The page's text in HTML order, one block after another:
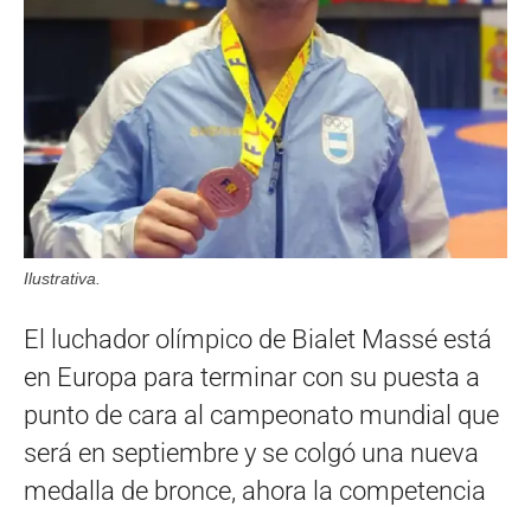
Ilustrativa.
El luchador olímpico de Bialet Massé está
en Europa para terminar con su puesta a
punto de cara al campeonato mundial que
será en septiembre y se colgó una nueva
medalla de bronce, ahora la competencia